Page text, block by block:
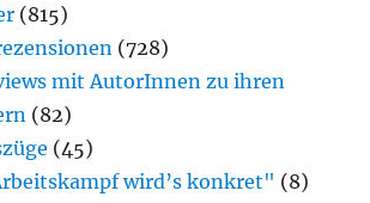
(815)
(728)
mit AutorInnen zu ihren
(82)
(45)
wird’s konkret" (8)